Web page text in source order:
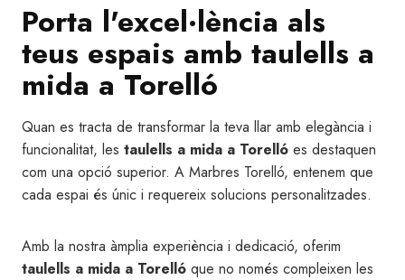
Porta l'excel·lència als
teus espais amb taulells a
mida a Torelló
Quan es tracta de transformar la teva llar amb elegància i
funcionalitat, les taulells a mida a Torelló es destaquen
com una opció superior. A Marbres Torelló, entenem que
cada espai és únic i requereix solucions personalitzades.
Amb la nostra àmplia experiència i dedicació, oferim
taulells a mida a Torelló que no només compleixen les